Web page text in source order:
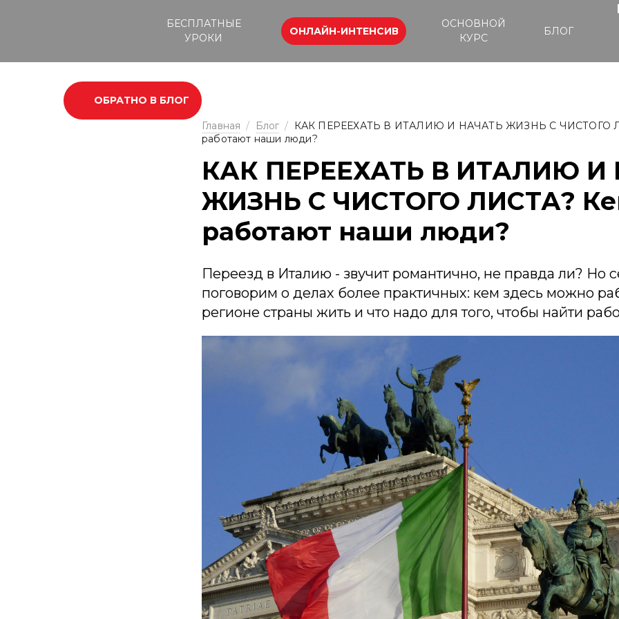
БЕСПЛАТНЫЕ
УРОКИ
ОНЛАЙН-ИНТЕНСИВ
ОСНОВНОЙ
КУРС
БЛОГ
ОБРАТНО В БЛОГ
Главная / Блог /
КАК ПЕРЕЕХАТЬ В ИТАЛИЮ И НАЧАТЬ ЖИЗНЬ С ЧИСТОГО
работают наши люди?
КАК ПЕРЕЕХАТЬ В ИТАЛИЮ И
ЖИЗНЬ С ЧИСТОГО ЛИСТА?
работают наши люди?
Переезд в Италию - звучит романтично, не правда ли? Но
поговорим о делах более практичных: кем здесь можно
регионе страны жить и что надо для того, чтобы найти